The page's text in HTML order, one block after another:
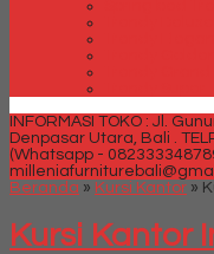
INFORMASI TOKO : Jl.
Denpasar Utara, Bali .
(Whatsapp -
Beranda » Kursi Kantor »
Kursi Kantor